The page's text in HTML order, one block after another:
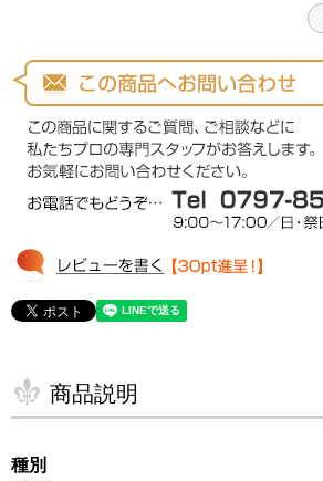
商品説明
種別